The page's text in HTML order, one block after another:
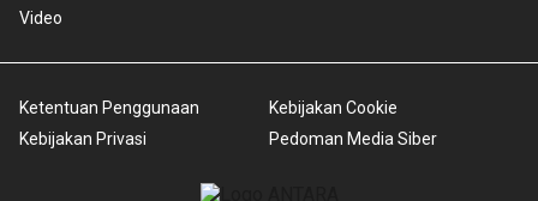
Video
Ketentuan Penggunaan
Kebijakan Privasi
Kebijakan Cookie
Pedoman Media Siber